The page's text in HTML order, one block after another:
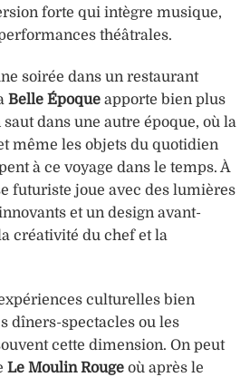
forte qui intègre musique,
théâtrales.
soirée dans un restaurant
Belle Époque apporte bien plus
saut dans une autre époque, où la
même les objets du quotidien
à ce voyage dans le temps. À
futuriste joue avec des lumières
et un design avant-
créativité du chef et la
culturelles bien
dîners-spectacles ou les
cette dimension. On peut
Le Moulin Rouge où après le